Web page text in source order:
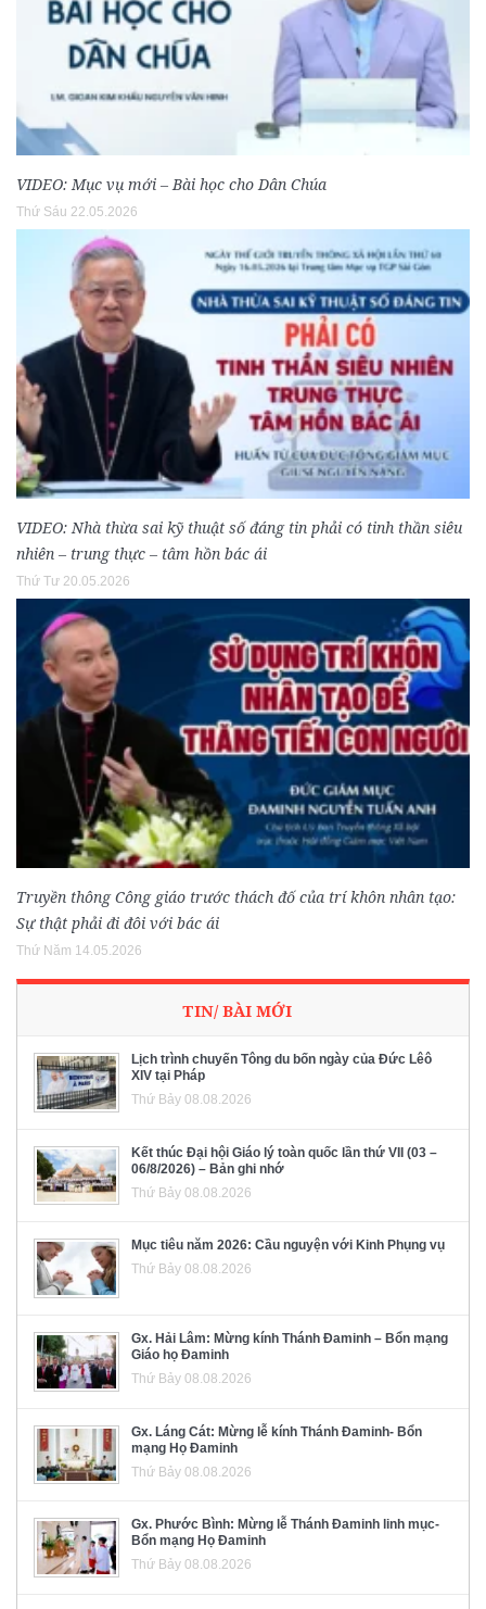
VIDEO: Mục vụ mới – Bài học cho Dân Chúa
Thứ Sáu 22.05.2026
VIDEO: Nhà thừa sai kỹ thuật số đáng tin phải có tinh thần siêu
nhiên – trung thực – tâm hồn bác ái
Thứ Tư 20.05.2026
Truyền thông Công giáo trước thách đố của trí khôn nhân tạo:
Sự thật phải đi đôi với bác ái
Thứ Năm 14.05.2026
TIN/ BÀI MỚI
Lịch trình chuyến Tông du bốn ngày của Đức Lêô
XIV tại Pháp
Thứ Bảy 08.08.2026
Kết thúc Đại hội Giáo lý toàn quốc lần thứ VII (03 –
06/8/2026) – Bản ghi nhớ
Thứ Bảy 08.08.2026
Mục tiêu năm 2026: Cầu nguyện với Kinh Phụng vụ
Thứ Bảy 08.08.2026
Gx. Hải Lâm: Mừng kính Thánh Đaminh – Bổn mạng
Giáo họ Đaminh
Thứ Bảy 08.08.2026
Gx. Láng Cát: Mừng lễ kính Thánh Đaminh- Bổn
mạng Họ Đaminh
Thứ Bảy 08.08.2026
Gx. Phước Bình: Mừng lễ Thánh Đaminh linh mục-
Bổn mạng Họ Đaminh
Thứ Bảy 08.08.2026